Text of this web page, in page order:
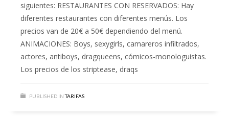
siguientes: RESTAURANTES CON RESERVADOS: Hay
diferentes restaurantes con diferentes menús. Los
precios van de 20€ a 50€ dependiendo del menú.
ANIMACIONES: Boys, sexygirls, camareros infiltrados,
actores, antiboys, dragqueens, cómicos-monologuistas.
Los precios de los striptease, draqs
PUBLISHED IN TARIFAS